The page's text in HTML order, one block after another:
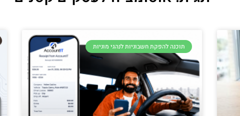
תוכנה להפקת חשבוניות לנהגי מוניות